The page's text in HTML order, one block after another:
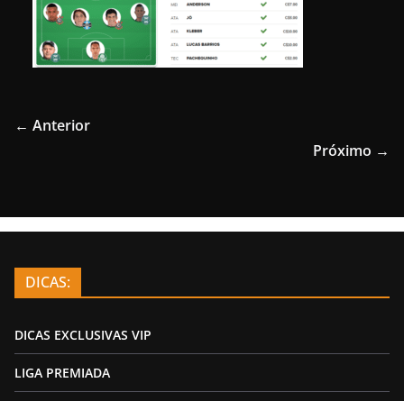
← Anterior
Próximo →
DICAS:
DICAS EXCLUSIVAS VIP
LIGA PREMIADA